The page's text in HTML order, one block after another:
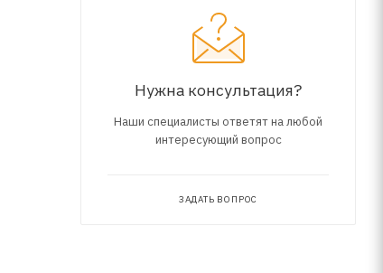
Нужна консультация?
Наши специалисты ответят на любой
интересующий вопрос
ЗАДАТЬ ВОПРОС